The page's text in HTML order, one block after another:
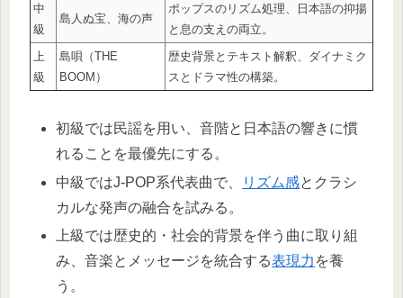
中
級
島人ぬ宝、海の声
ポップスのリズム処理、日本語の抑揚
と息の支えの両立。
上
級
島唄（THE
BOOM）
歴史背景とテキスト解釈、ダイナミク
スとドラマ性の構築。
初級では民謡を用い、音階と日本語の響きに慣
れることを最優先にする。
中級ではJ-POP系代表曲で、
リズム感とクラシ
カルな発声の融合を試みる。
上級では歴史的・社会的背景を伴う曲に取り組
み、音楽とメッセージを統合する表現力 を養
う。